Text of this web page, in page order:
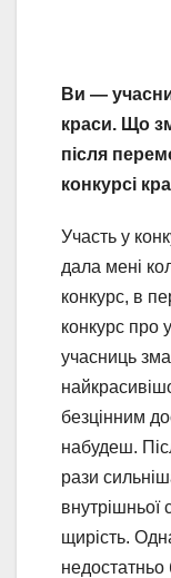
Ви —
краси. Що
після
конкурсі
Участь у
дала мені
конкурс, в
конкурс про
учасниць
безцінним
набудеш.
рази
внутрішньої
щирість.